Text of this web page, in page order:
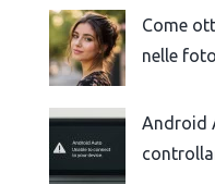
Come
nelle
Android